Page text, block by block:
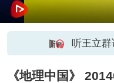
听王立
《地理中国》